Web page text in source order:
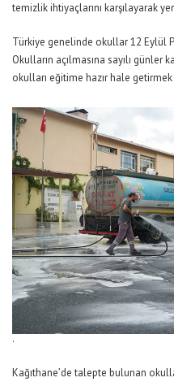
temizlik ihtiyaçlarını karşılayarak
Türkiye genelinde okullar 12 Eylül
Okulların açılmasına sayılı
okulları eğitime hazır hale
.
Kağıthane’de talepte bulunan